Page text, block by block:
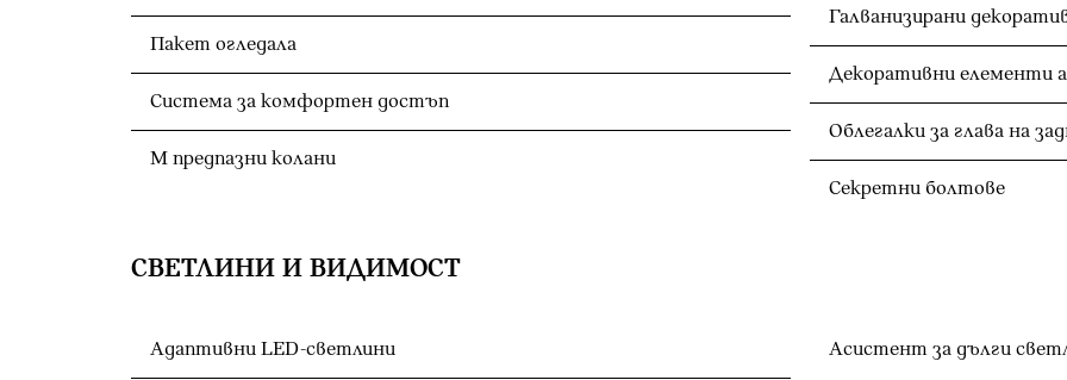
Пакет огледала
Система за комфортен достъп
M предпазни колани
Галванизирани
Декоративни елементи
Секретни болтове
СВЕТЛИНИ И ВИДИМОСТ
Адаптивни LED-светлини Асистент за дълги